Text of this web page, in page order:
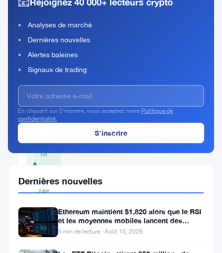
Convex
CVX
PRIX
ACTUEL
1H
▲
24H
5.53%
7D
▲
28.79%
Analyses de marché
Dernières nouvelles
Alertes baleines
Signaux de trading
En cliquant sur S'inscrire, vous acceptez notre Politique de
confidentialité.
Dernières nouvelles
Ethereum maintient $1,820 alors que le RSI
et les moyennes mobiles lancent des
signaux d’avertissement
5 min de lecture · Août 10, 2026